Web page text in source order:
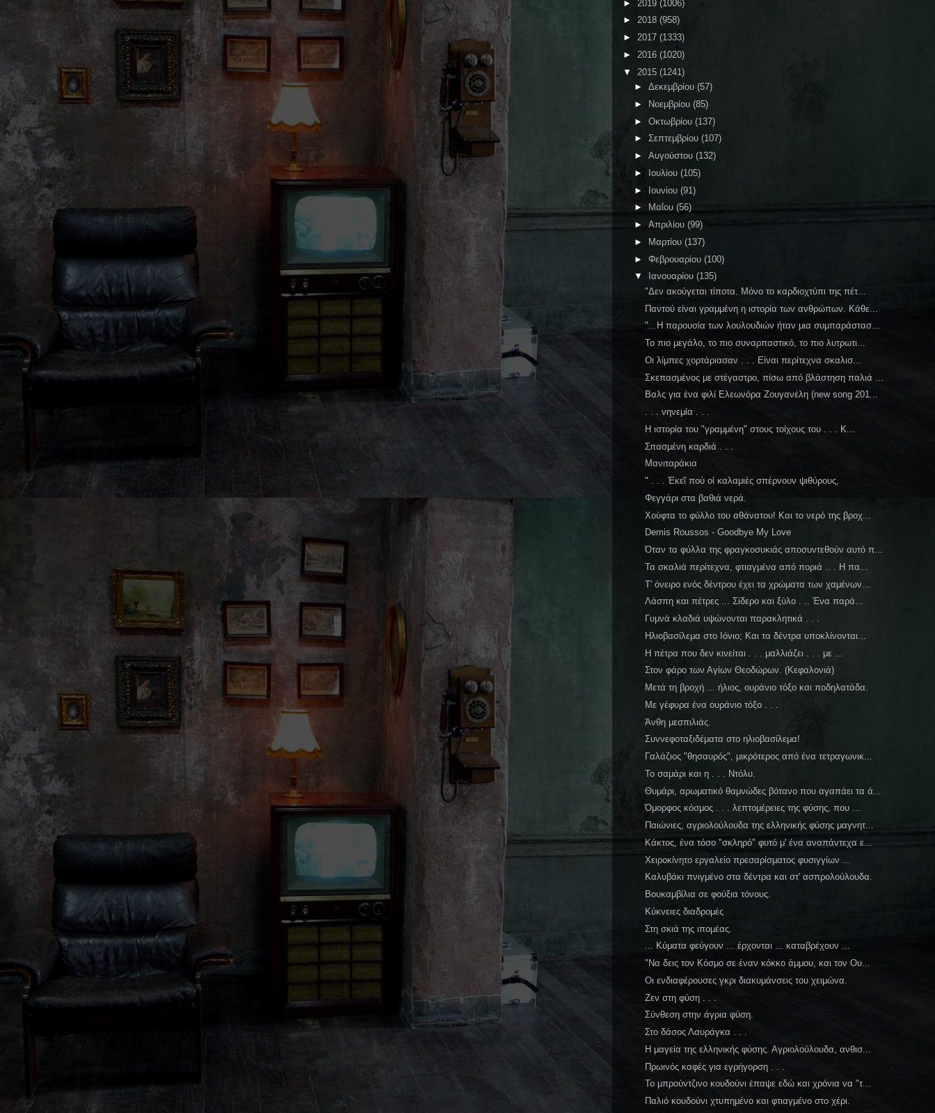
► 2019 (1006)
► 2018 (958)
► 2017 (1333)
► 2016 (1020)
▼ 2015 (1241)
► Δεκεμβρίου (57)
►
Νοεμβρίου (85)
► Οκτωβρίου (137)
► Σεπτεμβρίου (107)
► Αυγούστου (132)
►
Ιουλίου (105)
► Ιουνίου (91)
►
Μαΐου (56)
► Απριλίου (99)
►
Μαρτίου (137)
► Φεβρουαρίου (100)
▼
Ιανουαρίου (135)
"Δεν ακούγεται τίποτα. Μόνο το καρδιοχτύπι της πέτ...
Παντού είναι γραμμένη η ιστορία των ανθρώπων. Κάθε...
"...Η παρουσία των λουλουδιών ήταν μια συμπαράστασ...
Το πιο μεγάλο, το πιο συναρπαστικό, το πιο λυτρωτι...
Οι λίμπες χορτάριασαν . . . Είναι περίτεχνα σκαλισ...
Σκεπασμένος με στέγαστρο, πίσω από βλάστηση παλιά ...
Βαλς για ένα φιλί Ελεωνόρα Ζουγανέλη (new song 201...
. . . νηνεμία . . .
Η ιστορία του "γραμμένη" στους τοίχους του . . . Κ...
Σπασμένη καρδιά . . .
Μανιταράκια
" . . . Ἐκεῖ ποὺ οἱ καλαμιὲς σπέρνουν ψιθύρους,
Φεγγάρι στα βαθιά νερά.
Χούφτα το φύλλο του αθάνατου! Και το νερό της βροχ...
Demis Roussos - Goodbye My Love
Όταν τα φύλλα της φραγκοσυκιάς αποσυντεθούν αυτό π...
Τα σκαλιά περίτεχνα, φτιαγμένα από ποριά .. . Η πα...
Τ' όνειρο ενός δέντρου έχει τα χρώματα των χαμένων...
Λάσπη και πέτρες ... Σίδερο και ξύλο . .. Ένα παρά...
Γυμνά κλαδιά υψώνονται παρακλητικά . . .
Ηλιοβασίλεμα στο Ιόνιο; Και τα δέντρα υποκλίνονται...
Η πέτρα που δεν κινείται . . . μαλλιάζει . . . με ...
Στον φάρο των Αγίων Θεοδώρων. (Κεφαλονιά)
Μετά τη βροχή ... ήλιος, ουράνιο τόξο και ποδηλατάδα.
Με γέφυρα ένα ουράνιο τόξο . . .
Άνθη μεσπιλιάς.
Συννεφοταξιδέματα στο ηλιοβασίλεμα!
Γαλάζιος "θησαυρός", μικρότερος από ένα τετραγωνικ...
Το σαμάρι και η . . . Ντόλυ.
Θυμάρι, αρωματικό θαμνώδες βότανο που αγαπάει τα ά...
Όμορφος κόσμος . . . λεπτομέρειες της φύσης, που ...
Παιώνιες, αγριολούλουδα της ελληνικής φύσης μαγνητ...
Κάκτος, ένα τόσο "σκληρό" φυτό μ' ένα αναπάντεχα ε...
Χειροκίνητο εργαλείο πρεσαρίσματος φυσιγγίων ...
Καλυβάκι πνιγμένο στα δέντρα και στ' ασπρολούλουδα.
Βουκαμβίλια σε φούξια τόνους.
Κύκνειες διαδρομές
Στη σκιά της ιπομέας.
... Κύματα φεύγουν ... έρχονται ... καταβρέχουν ...
"Να δεις τον Κόσμο σε έναν κόκκο άμμου, και τον Ου...
Οι ενδιαφέρουσες γκρι διακυμάνσεις του χειμώνα.
Ζεν στη φύση . . .
Σύνθεση στην άγρια φύση.
Στο δάσος Λαυράγκα . . .
Η μαγεία της ελληνικής φύσης. Αγριολούλουδα, ανθισ...
Πρωινός καφές για εγρήγορση . . .
Το μπρούντζινο κουδούνι έπαψε εδώ και χρόνια να "τ...
Παλιό κουδούνι χτυπημένο και φτιαγμένο στο χέρι.